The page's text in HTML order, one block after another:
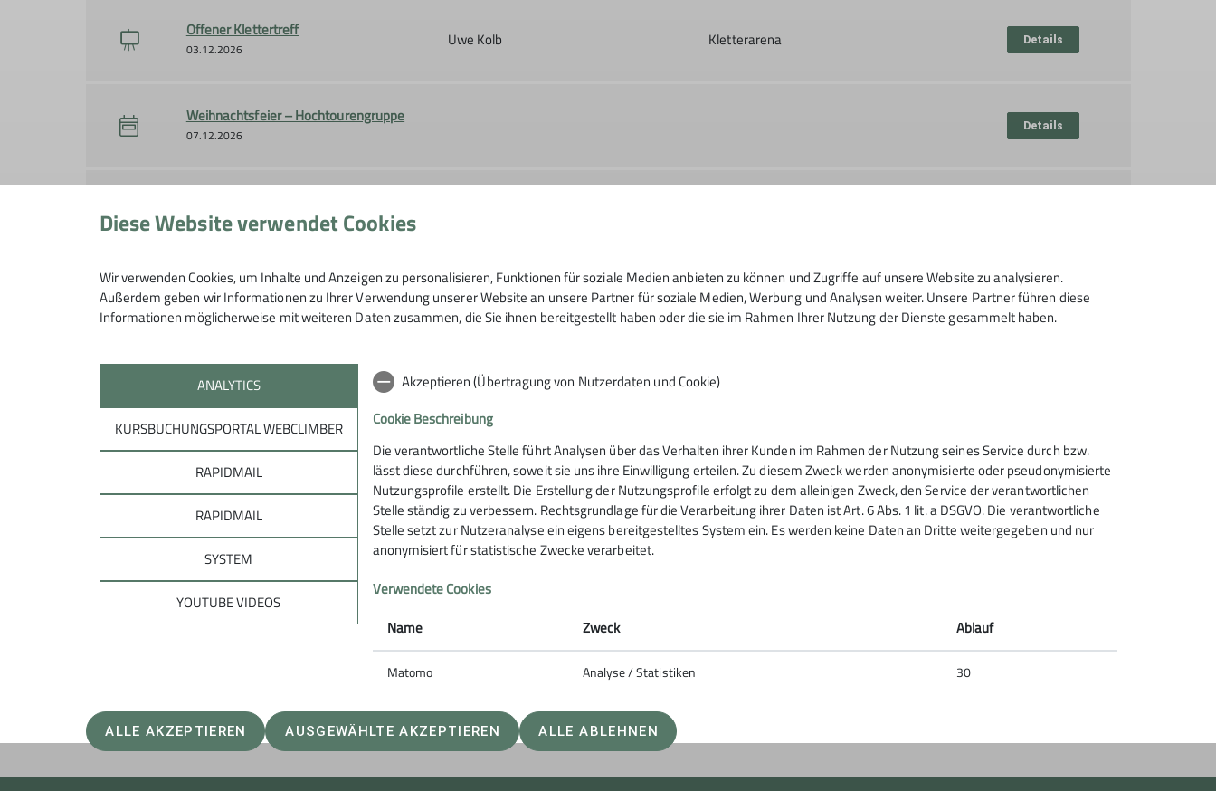
Offener Klettertreff
03.12.2026 Uwe Kolb Kletterarena Details
Weihnachtsfeier – Hochtourengruppe
07.12.2026
Details
13.12.2026
Offener Klettertreff
17.12.2026 Uwe Kolb Kletterarena Details
Sektion Unterstütze uns
Spenden
Sponsoring
Sektion Heilbronn des
Deutschen Alpenvereins e.V.
Lichtenbergerstr. 17
74076 Heilbronn
Kontakt
Diese Website verwendet Cookies
Wir verwenden Cookies, um Inhalte und Anzeigen zu personalisieren, Funktionen für soziale Medien anbieten zu können und Zugriffe auf unsere Website zu analysieren.
Außerdem geben wir Informationen zu Ihrer Verwendung unserer Website an unsere Partner für soziale Medien, Werbung und Analysen weiter. Unsere Partner führen diese
Informationen möglicherweise mit weiteren Daten zusammen, die Sie ihnen bereitgestellt haben oder die sie im Rahmen Ihrer Nutzung der Dienste gesammelt haben.
ANALYTICS
KURSBUCHUNGSPORTAL WEBCLIMBER
RAPIDMAIL
RAPIDMAIL
SYSTEM
YOUTUBE VIDEOS
Akzeptieren (Übertragung von Nutzerdaten und Cookie)
Cookie Beschreibung
Die verantwortliche Stelle führt Analysen über das Verhalten ihrer Kunden im Rahmen der Nutzung seines Service durch bzw.
lässt diese durchführen, soweit sie uns ihre Einwilligung erteilen. Zu diesem Zweck werden anonymisierte oder pseudonymisierte
Nutzungsprofile erstellt. Die Erstellung der Nutzungsprofile erfolgt zu dem alleinigen Zweck, den Service der verantwortlichen
Stelle ständig zu verbessern. Rechtsgrundlage für die Verarbeitung ihrer Daten ist Art. 6 Abs. 1 lit. a DSGVO. Die verantwortliche
Stelle setzt zur Nutzeranalyse ein eigens bereitgestelltes System ein. Es werden keine Daten an Dritte weitergegeben und nur
anonymisiert für statistische Zwecke verarbeitet.
Verwendete Cookies
Name
Zweck Ablauf
Matomo Analyse / Statistiken 30
ALLE AKZEPTIEREN AUSGEWÄHLTE AKZEPTIEREN ALLE ABLEHNEN